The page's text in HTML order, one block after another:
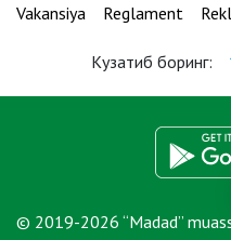
Vakansiya
Reglament
Кузатиб боринг:
© 2019-2026 “Madad”